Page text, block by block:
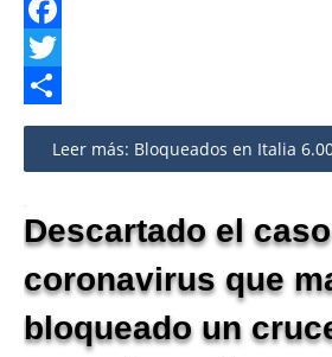
Facebook
Twitter
Share
Leer más: Bloqueados en Italia
Descartado el
coronavirus que
bloqueado un